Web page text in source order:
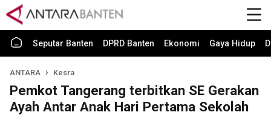
Seputar Banten DPRD Banten Ekonomi Gaya Hidup
ANTARA Kesra
Pemkot Tangerang terbitkan SE Gerakan
Ayah Antar Anak Hari Pertama Sekolah